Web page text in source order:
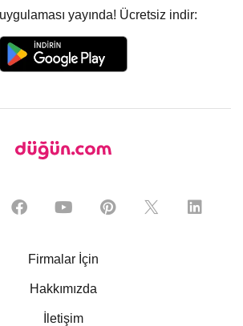
yayında! Ücretsiz indir:
Firmalar İçin
Hakkımızda
İletişim